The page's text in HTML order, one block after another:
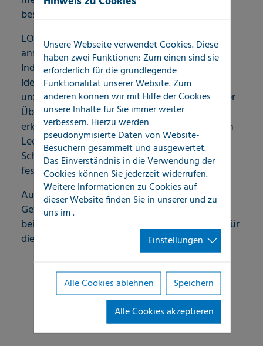
bestimmt ist.
LOCATEC arbeitet seit vielen Jahren in
ansteigenden Umfängen für
Industrieunternehmen z.B. im Bereich der
Identifikation von Leitungssystemen bei
unzureichend vorhandener Dokumentation, der
Überwachung im Hinblick auf noch nicht
erkannte Leckagen oder im Notfalldienst, wenn
Leckagen offen ausgebrochen sind und
Schadenursachen im ersten Schritt zweifelsfrei
festzustellen und zu dokumentieren sind.
Auch die Ortung von Schadenursachen in
Gefahrenbereichen, im Bereich Flachdach oder
bei hitzeführenden Leitungen sind Aufgaben, für
die LOCATEC eingesetzt werden kann.
Unsere Webseite verwendet Cookies. Diese
haben zwei Funktionen: Zum einen sind sie
erforderlich für die grundlegende
Funktionalität unserer Website. Zum
anderen können wir mit Hilfe der Cookies
unsere Inhalte für Sie immer weiter
verbessern. Hierzu werden
pseudonymisierte Daten von Website-
Besuchern gesammelt und ausgewertet.
Das Einverständnis in die Verwendung der
Cookies können Sie jederzeit widerrufen.
Weitere Informationen zu Cookies auf
dieser Website finden Sie in unsererund zu
uns im.
Einstellungen
Alle Cookies ablehnen
Speichern
Alle Cookies akzeptieren